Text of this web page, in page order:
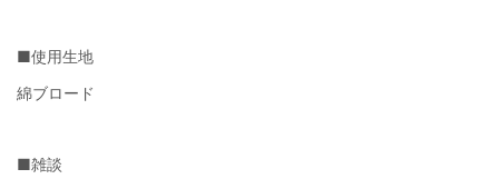
■使用生地
綿ブロード
■雑談